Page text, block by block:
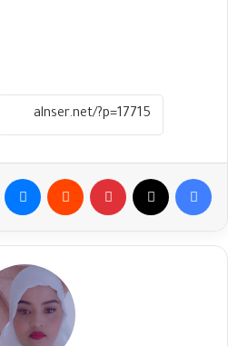
فيسبوك بينتيريست